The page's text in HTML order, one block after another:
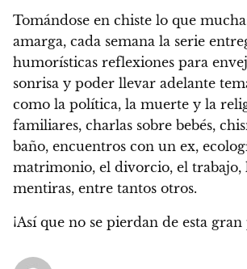
Tomándose en chiste lo que
amarga, cada semana la serie
humorísticas reflexiones para
sonrisa y poder llevar adelante
como la política, la muerte y la
familiares, charlas sobre bebés,
baño, encuentros con un ex,
matrimonio, el divorcio, el trabajo,
mentiras, entre tantos otros.
¡Así que no se pierdan de esta